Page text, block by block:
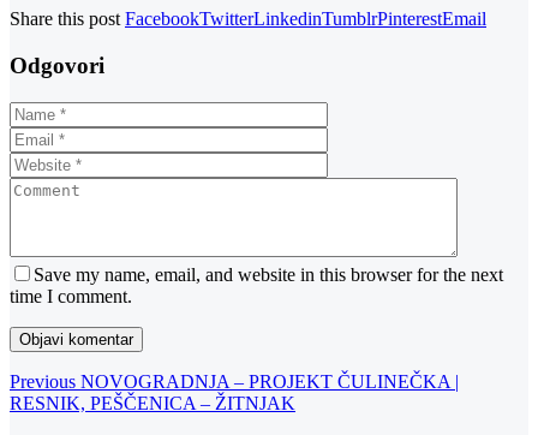
Share this post FacebookTwitterLinkedinTumblrPinterestEmail
Odgovori
Save my name, email, and website in this browser for the next
time I comment.
Navigacija
objava
Previous
Post
Previous NOVOGRADNJA – PROJEKT ČULINEČKA |
RESNIK, PEŠČENICA – ŽITNJAK